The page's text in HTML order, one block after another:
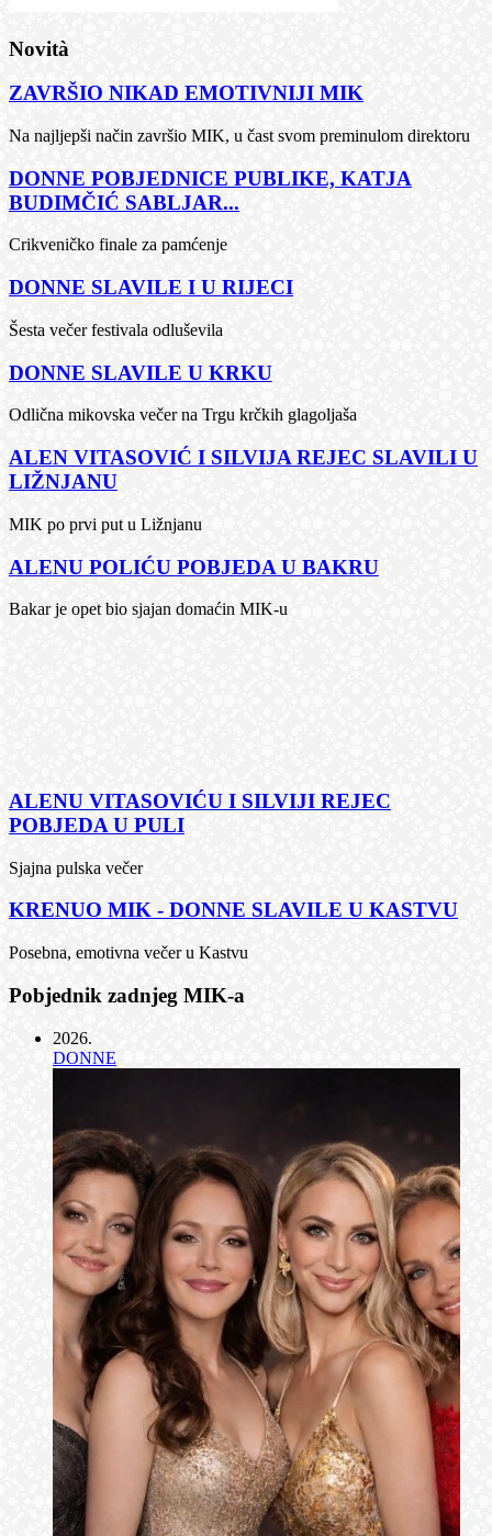
Novità
ZAVRŠIO NIKAD EMOTIVNIJI MIK
Na najljepši način završio MIK, u čast svom preminulom direktoru
DONNE POBJEDNICE PUBLIKE, KATJA
BUDIMČIĆ SABLJAR...
Crikveničko finale za pamćenje
DONNE SLAVILE I U RIJECI
Šesta večer festivala odluševila
DONNE SLAVILE U KRKU
Odlična mikovska večer na Trgu krčkih glagoljaša
ALEN VITASOVIĆ I SILVIJA REJEC SLAVILI U
LIŽNJANU
MIK po prvi put u Ližnjanu
ALENU POLIĆU POBJEDA U BAKRU
Bakar je opet bio sjajan domaćin MIK-u
ALENU VITASOVIĆU I SILVIJI REJEC
POBJEDA U PULI
Sjajna pulska večer
KRENUO MIK - DONNE SLAVILE U KASTVU
Posebna, emotivna večer u Kastvu
Pobjednik zadnjeg MIK-a
2026.
DONNE